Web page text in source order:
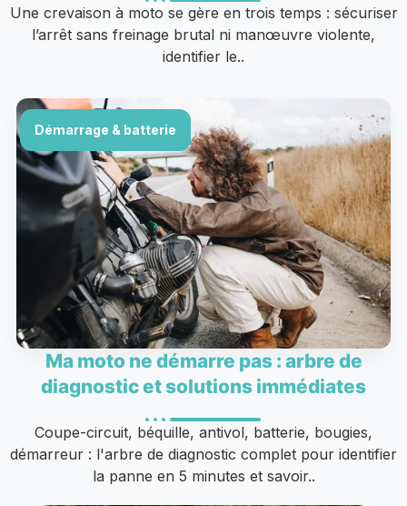
Une crevaison à moto se gère en trois temps : sécuriser
l’arrêt sans freinage brutal ni manœuvre violente,
identifier le..
Démarrage & batterie
Ma moto ne démarre pas : arbre de
diagnostic et solutions immédiates
Coupe-circuit, béquille, antivol, batterie, bougies,
démarreur : l'arbre de diagnostic complet pour identifier
la panne en 5 minutes et savoir..